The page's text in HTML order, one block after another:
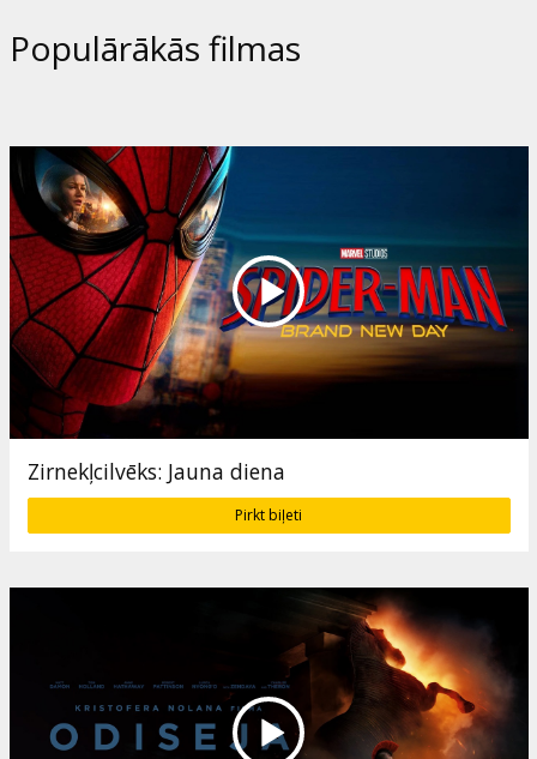
Populārākās filmas
Zirnekļcilvēks: Jauna diena
Pirkt biļeti